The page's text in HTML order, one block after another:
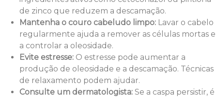
de zinco que reduzem a descamação.
Mantenha o couro cabeludo limpo: Lavar o cabelo
regularmente ajuda a remover as células mortas e
a controlar a oleosidade.
Evite estresse: O estresse pode aumentar a
produção de oleosidade e a descamação. Técnicas
de relaxamento podem ajudar.
Consulte um dermatologista: Se a caspa persistir, é